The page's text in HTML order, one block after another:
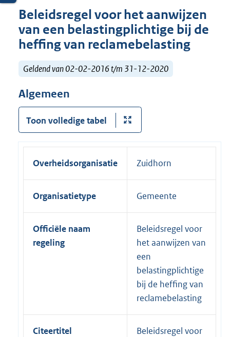
Beleidsregel voor het aanwijzen
van een belastingplichtige bij de
heffing van reclamebelasting
Geldend van 02-02-2016 t/m 31-12-2020
Algemeen
Toon volledige tabel
Overheidsorganisatie Zuidhorn
Organisatietype Gemeente
Officiële naam
regeling
Beleidsregel voor
het aanwijzen van
een
belastingplichtige
bij de heffing van
reclamebelasting
Citeertitel
Beleidsregel voor